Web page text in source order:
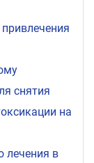
снятия
на
лечения в